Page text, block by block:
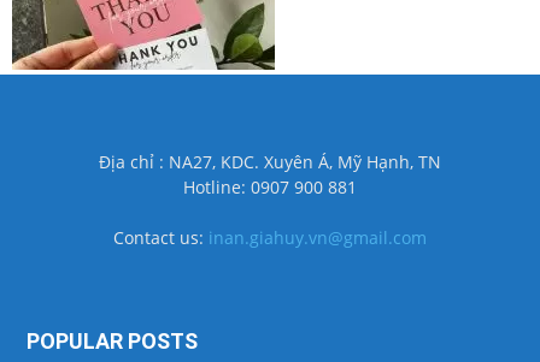
Địa chỉ : NA27, KDC. Xuyên Á, Mỹ Hạnh, TN
Hotline: 0907 900 881
Contact us: inan.giahuy.vn@gmail.com
POPULAR POSTS